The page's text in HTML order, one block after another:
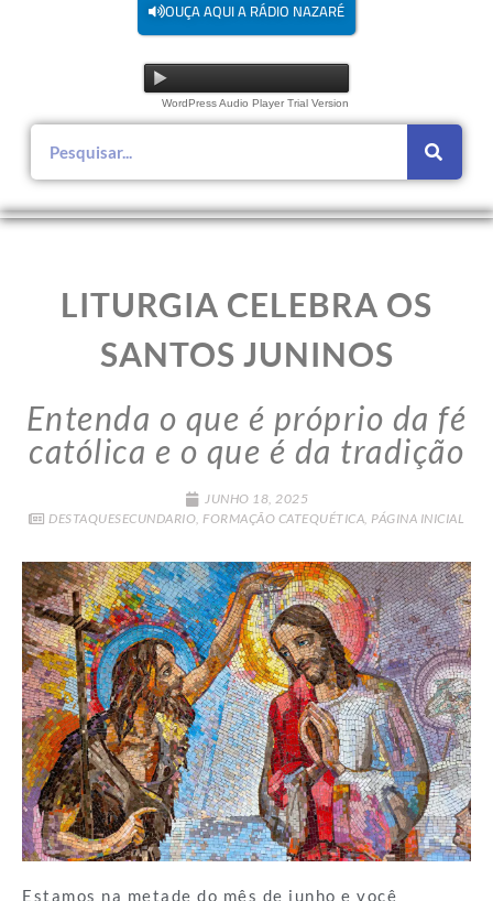
OUÇA AQUI A RÁDIO NAZARÉ
WordPress Audio Player Trial Version
LITURGIA CELEBRA OS
SANTOS JUNINOS
Entenda o que é próprio da fé
católica e o que é da tradição
JUNHO 18, 2025
DESTAQUESECUNDARIO, FORMAÇÃO CATEQUÉTICA, PÁGINA INICIAL
Estamos na metade do mês de junho e você